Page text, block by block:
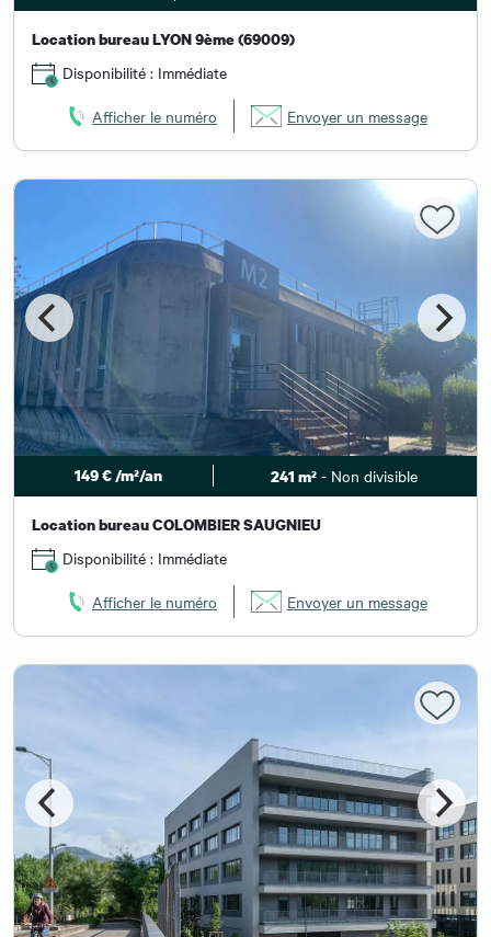
Location bureau LYON 9ème (69009)
Disponibilité : Immédiate
Afficher le numéro Envoyer un message
149 € /m²/an 241 m²- Non divisible
Location bureau COLOMBIER SAUGNIEU
Disponibilité : Immédiate
Afficher le numéro Envoyer un message